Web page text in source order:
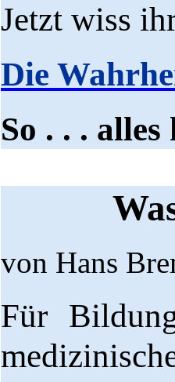
Jetzt wiss
Die
So . . .
von Hans
Für